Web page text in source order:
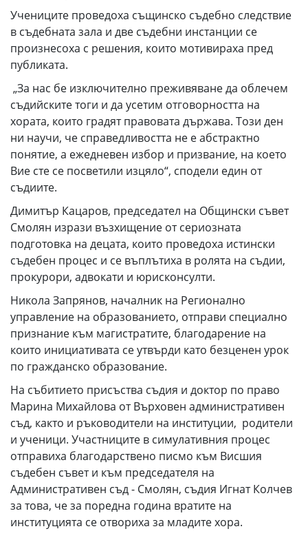
Учениците проведоха същинско съдебно следствие
в съдебната зала и две съдебни инстанции се
произнесоха с решения, които мотивираха пред
публиката.
„За нас бе изключително преживяване да облечем
съдийските тоги и да усетим отговорността на
хората, които градят правовата държава. Този ден
ни научи, че справедливостта не е абстрактно
понятие, а ежедневен избор и призвание, на което
Вие сте се посветили изцяло“, сподели един от
съдиите.
Димитър Кацаров, председател на Общински съвет
Смолян изрази възхищение от сериозната
подготовка на децата, които проведоха истински
съдебен процес и се въплътиха в ролята на съдии,
прокурори, адвокати и юрисконсулти.
Никола Запрянов, началник на Регионално
управление на образованието, отправи специално
признание към магистратите, благодарение на
които инициативата се утвърди като безценен урок
по гражданско образование.
На събитието присъства съдия и доктор по право
Марина Михайлова от Върховен административен
съд, както и ръководители на институции, родители
и ученици. Участниците в симулативния процес
отправиха благодарствено писмо към Висшия
съдебен съвет и към председателя на
Административен съд - Смолян, съдия Игнат Колчев
за това, че за поредна година вратите на
институцията се отвориха за младите хора.